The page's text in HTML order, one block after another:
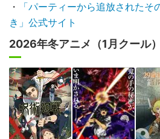
・
「パーティーから追放された
き」公式サイト
2026年冬アニメ（1月クール